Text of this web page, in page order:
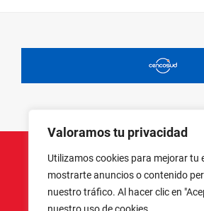
Valoramos tu privacidad
Utilizamos cookies para mejorar tu
mostrarte anuncios o contenido
nuestro tráfico. Al hacer clic en